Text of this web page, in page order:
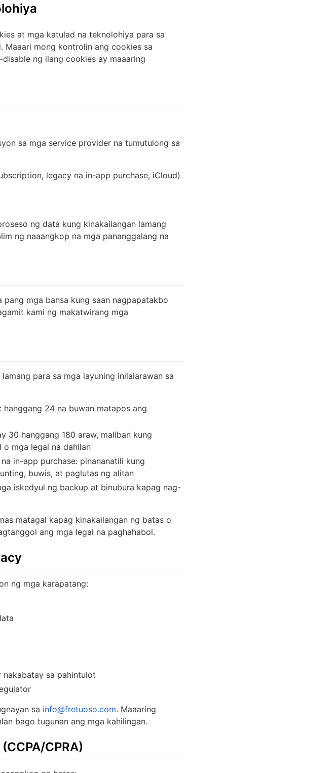
at mga katulad na teknolohiya para sa
Maaari mong kontrolin ang cookies sa
ng ilang cookies ay maaaring
sa mga service provider na tumutulong sa
legacy na in-app purchase, iCloud)
ng data kung kinakailangan lamang
ng naaangkop na mga pananggalang na
mga bansa kung saan nagpapatakbo
kami ng makatwirang mga
para sa mga layuning inilalarawan sa
24 na buwan matapos ang
30 hanggang 180 araw, maliban kung
o mga legal na dahilan
in-app purchase: pinananatili kung
buwis, at paglutas ng alitan
iskedyul ng backup at binubura kapag nag-
matagal kapag kinakailangan ng batas o
ang mga legal na paghahabol.
ng mga karapatang:
sa pahintulot
sa info@fretuoso.com. Maaaring
bago tugunan ang mga kahilingan.
CPRA)